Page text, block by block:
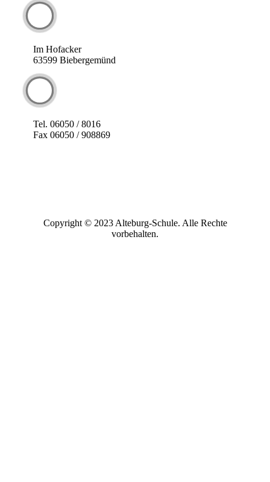
Im Hofacker
63599 Biebergemünd
Tel. 06050 / 8016
Fax 06050 / 908869
Copyright © 2023 Alteburg-Schule. Alle Rechte
vorbehalten.